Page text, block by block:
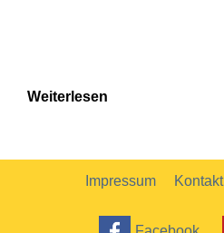
Weiterlesen
Impressum Kontakt